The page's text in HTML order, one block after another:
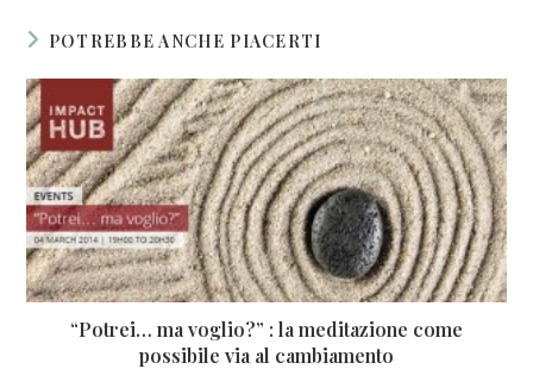
POTREBBE ANCHE PIACERTI
“Potrei… ma voglio?” : la meditazione come
possibile via al cambiamento